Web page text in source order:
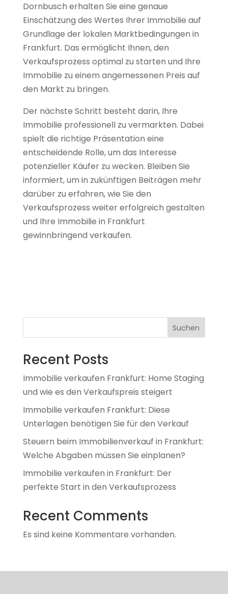
Dornbusch erhalten Sie eine genaue
Einschätzung des Wertes Ihrer Immobilie auf
Grundlage der lokalen Marktbedingungen in
Frankfurt. Das ermöglicht Ihnen, den
Verkaufsprozess optimal zu starten und Ihre
Immobilie zu einem angemessenen Preis auf
den Markt zu bringen.
Der nächste Schritt besteht darin, Ihre
Immobilie professionell zu vermarkten. Dabei
spielt die richtige Präsentation eine
entscheidende Rolle, um das Interesse
potenzieller Käufer zu wecken. Bleiben Sie
informiert, um in zukünftigen Beiträgen mehr
darüber zu erfahren, wie Sie den
Verkaufsprozess weiter erfolgreich gestalten
und Ihre Immobilie in Frankfurt
gewinnbringend verkaufen.
Suchen
Recent Posts
Immobilie verkaufen Frankfurt: Home Staging
und wie es den Verkaufspreis steigert
Immobilie verkaufen Frankfurt: Diese
Unterlagen benötigen Sie für den Verkauf
Steuern beim Immobilienverkauf in Frankfurt:
Welche Abgaben müssen Sie einplanen?
Immobilie verkaufen in Frankfurt: Der
perfekte Start in den Verkaufsprozess
Recent Comments
Es sind keine Kommentare vorhanden.